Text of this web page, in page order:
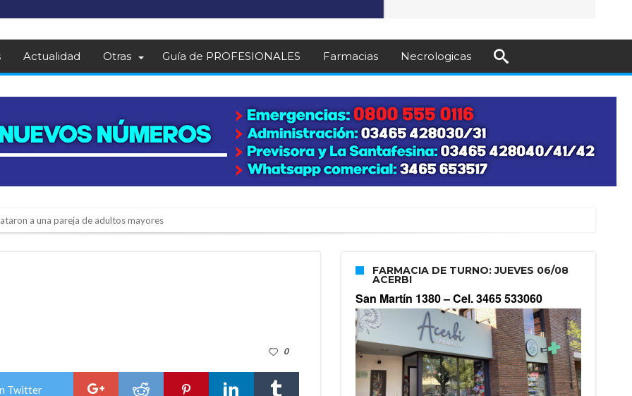
Actualidad Otras Guía de PROFESIONALES Farmacias Necrologicas
a una pareja de adultos mayores
la Expo Dose
0
Twitter
FARMACIA DE TURNO: JUEVES 06/08
ACERBI
San Martín 1380 –Cel. 3465 533060